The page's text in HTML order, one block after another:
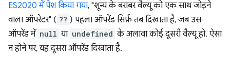
ES2020 में पेश किया गया, "शून्य के बराबर वैल्यू को एक साथ जोड़ने
वाला ऑपरेटर" ( ?? ) पहला ऑपरेंड सिर्फ़ तब दिखाता है, जब उस
ऑपरेंड में null या undefined के अलावा कोई दूसरी वैल्यू हो. ऐसा
न होने पर, यह दूसरा ऑपरेंड दिखाता है.